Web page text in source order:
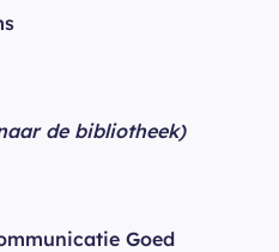
de bibliotheek)
Goed